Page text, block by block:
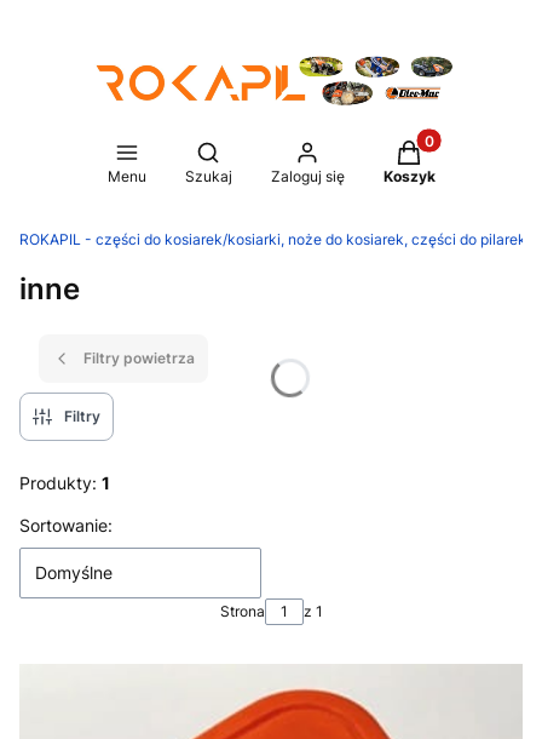
Menu
Otwórz wyszukiwarkę
Szukaj Zaloguj się
Produkty w
Koszyk
ROKAPIL - części do kosiarek/kosiarki, noże do kosiarek, części do pilarek/
inne
Filtry powietrza
Filtry
Produkty: 1
Lista produktów
Sortowanie:
Domyślne
Strona z 1